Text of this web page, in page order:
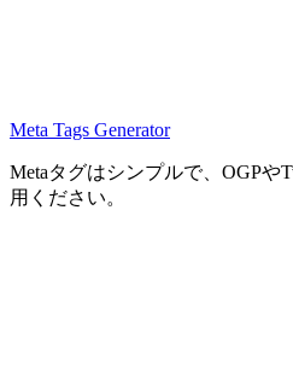
Meta Tags Generator
Metaタグはシンプルで、OGPや
用ください。